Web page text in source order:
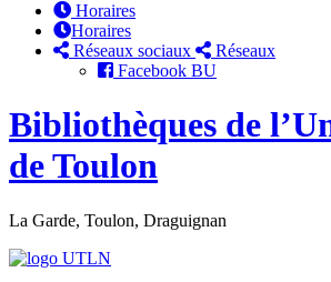
Horaires
Horaires
Réseaux sociaux
Réseaux
Facebook BU
Bibliothèques de
de Toulon
La Garde, Toulon, Draguignan